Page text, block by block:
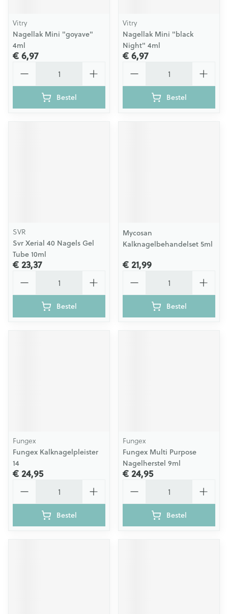
Vitry
Nagellak Mini "goyave"
4ml
€ 6,97
Bestel
Vitry
Nagellak Mini "black
Night" 4ml
€ 6,97
Bestel
SVR
Svr Xerial 40 Nagels Gel
Tube 10ml
€ 23,37
Bestel
Mycosan
Kalknagelbehandelset 5ml
€ 21,99
Bestel
Fungex
Fungex Kalknagelpleister
14
€ 24,95
Bestel
Fungex
Fungex Multi Purpose
Nagelherstel 9ml
€ 24,95
Bestel